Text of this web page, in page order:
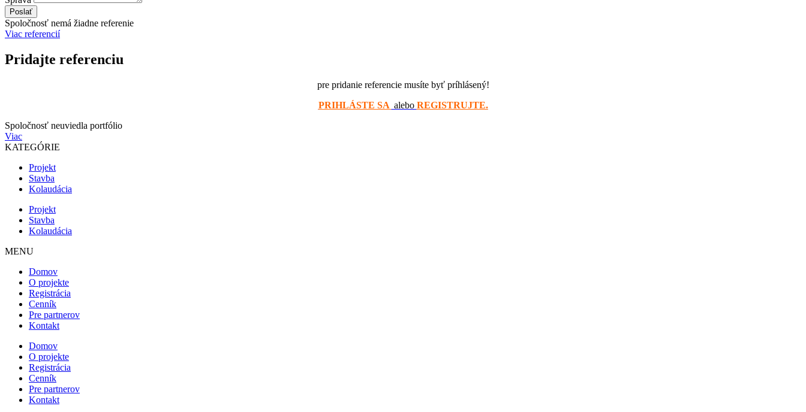
Poslať
Spoločnosť nemá žiadne referenie
Viac referencií
Pridajte referenciu
pre pridanie referencie musíte byť príhlásený!
PRIHLÁSTE SA alebo REGISTRUJTE.
Spoločnosť neuviedla portfólio
Viac
KATEGÓRIE
Projekt
Stavba
Kolaudácia
Projekt
Stavba
Kolaudácia
MENU
Domov
O projekte
Registrácia
Cenník
Pre partnerov
Kontakt
Domov
O projekte
Registrácia
Cenník
Pre partnerov
Kontakt